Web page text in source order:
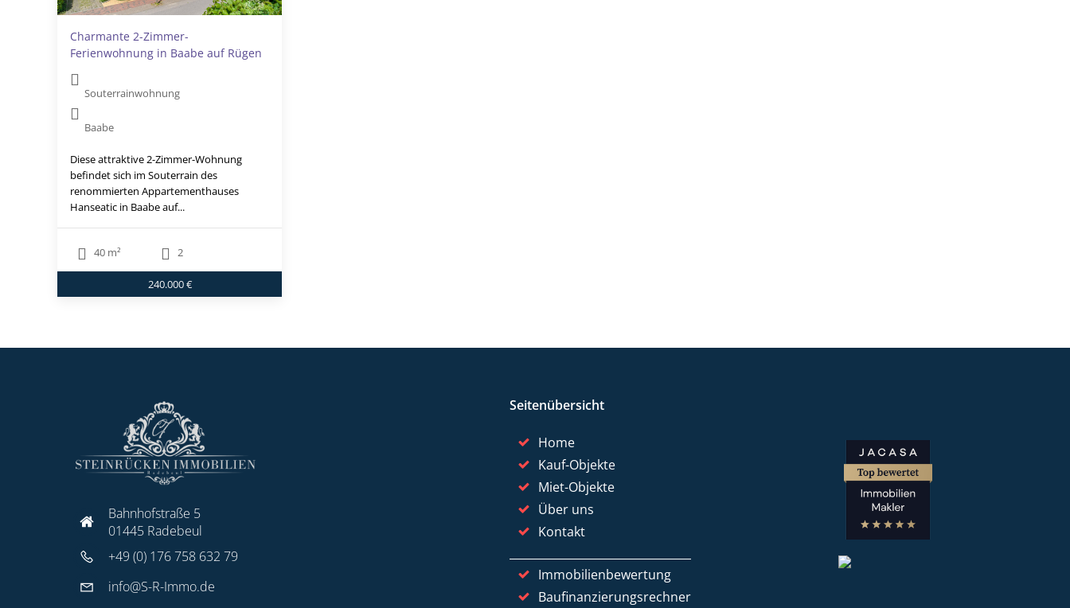
Charmante 2-Zimmer-
Ferienwohnung in Baabe auf Rügen
Souterrainwohnung
Baabe
Diese attraktive 2-Zimmer-Wohnung
befindet sich im Souterrain des
renommierten Appartementhauses
Hanseatic in Baabe auf...
40 m² 2
240.000 €
Bahnhofstraße 5
01445 Radebeul
+49 (0) 176 758 632 79
info@S-R-Immo.de
Seitenübersicht
Home
Kauf-Objekte
Miet-Objekte
Über uns
Kontakt
Immobilienbewertung
Baufinanzierungsrechner